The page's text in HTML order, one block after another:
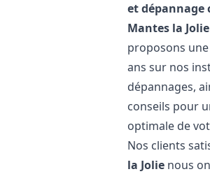
et dépannage
Mantes la Jolie
proposons
ans sur nos
dépannages,
conseils pour
optimale de
Nos clients
la Jolie nous